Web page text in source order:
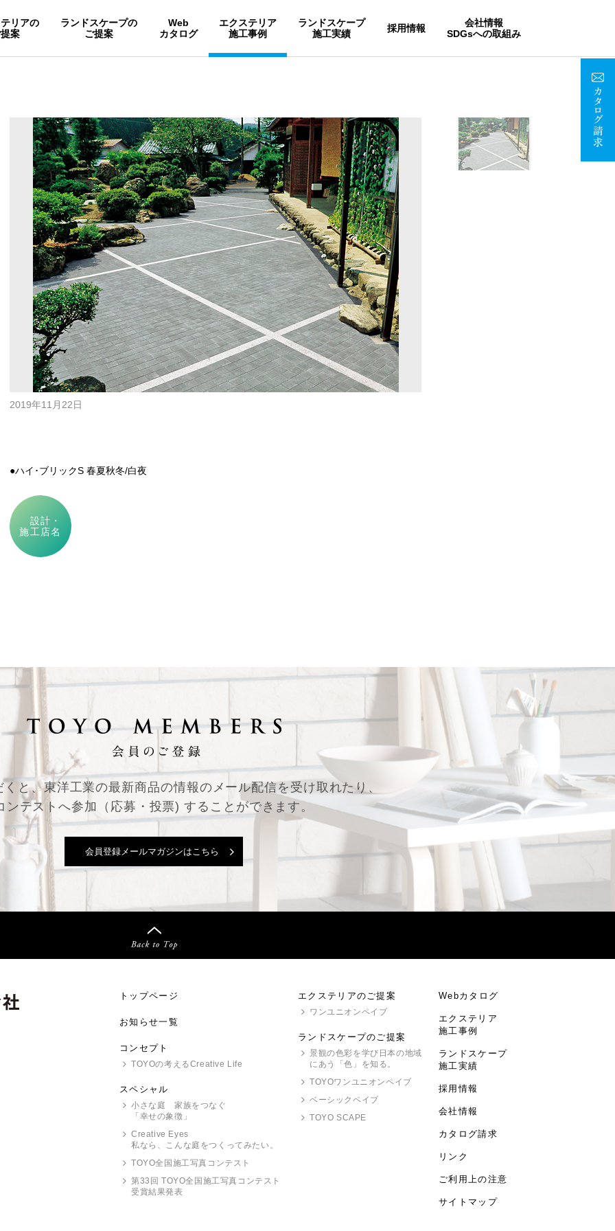
リアの
案
ランドスケープの
ご提案
Web
カタログ
エクステリア
施工事例
ランドスケープ
施工実績
採用情報
会社情報
SDGsへの取組み
2019年11月22日
●ハイ･ブリックS 春夏秋冬/白夜
設計・
施工店名
くと、東洋工業の最新商品の情報のメール配信を受け取れたり、
ンテストへ参加（応募・投票) することができます。
会員登録メールマガジンはこちら
トップページ
お知らせ一覧
コンセプト
TOYOの考えるCreative Life
スペシャル
小さな庭 家族をつなぐ
「幸せの象徴」
Creative Eyes
私なら、こんな庭をつくってみたい。
TOYO全国施工写真コンテスト
第33回 TOYO全国施工写真コンテスト
受賞結果発表
エクステリアのご提案
ワンユニオンペイブ
ランドスケープのご提案
景観の色彩を学び日本の地域
にあう「色」を知る。
TOYOワンユニオンペイブ
ベーシックペイブ
TOYO SCAPE
Webカタログ
エクステリア
施工事例
ランドスケープ
施工実績
採用情報
会社情報
カタログ請求
リンク
ご利用上の注意
サイトマップ